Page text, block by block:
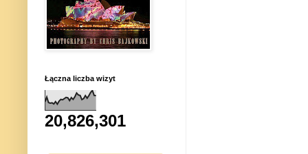
Łączna liczba wizyt
20,826,301